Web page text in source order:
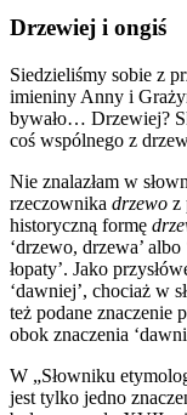
Drzewiej i ongiś
Siedzieliśmy sobie z
imieniny Anny i
bywało… Drzewiej?
coś wspólnego z
Nie znalazłam w
rzeczownika drzewo z
historyczną formę
‘drzewo, drzewa’
łopaty’. Jako
‘dawniej’, chociaż w
też podane znaczenie
obok znaczenia
W „Słowniku
jest tylko jedno